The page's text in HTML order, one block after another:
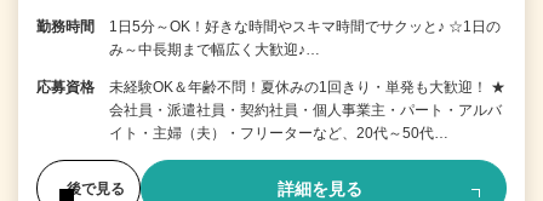
勤務時間
1日5分～OK！好きな時間やスキマ時間でサクッと♪ ☆1日の
み～中長期まで幅広く大歓迎♪…
応募資格
未経験OK＆年齢不問！夏休みの1回きり・単発も大歓迎！ ★
会社員・派遣社員・契約社員・個人事業主・パート・アルバ
イト・主婦（夫）・フリーターなど、20代～50代…
後で見る 詳細を見る